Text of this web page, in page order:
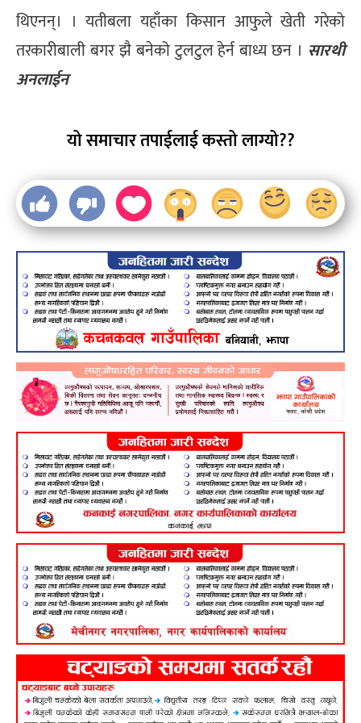
थिएनन्। । यतीबला यहाँका किसान आफुले खेती गरेको
तरकारीबाली बगर झै बनेको टुलटुल हेर्न बाध्य छन । सारथी
अनलाईन
यो समाचार तपाईलाई कस्तो लाग्यो??